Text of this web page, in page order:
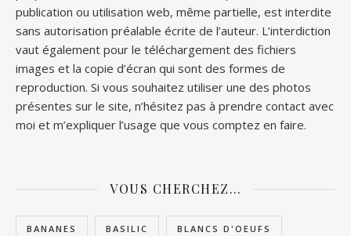
publication ou utilisation web, même partielle, est interdite
sans autorisation préalable écrite de l’auteur. L’interdiction
vaut également pour le téléchargement des fichiers
images et la copie d’écran qui sont des formes de
reproduction. Si vous souhaitez utiliser une des photos
présentes sur le site, n’hésitez pas à prendre contact avec
moi et m’expliquer l’usage que vous comptez en faire.
VOUS CHERCHEZ…
BANANES BASILIC BLANCS D'OEUFS